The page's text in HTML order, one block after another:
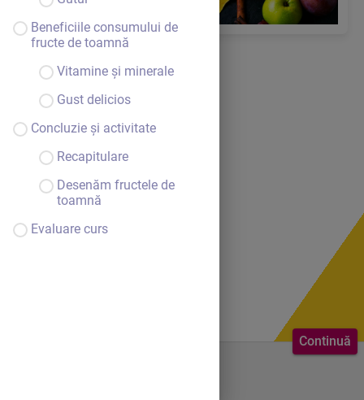
Beneficiile consumului de
fructe de toamnă
Vitamine și minerale
Gust delicios
Concluzie și activitate
Recapitulare
Desenăm fructele de
toamnă
Evaluare curs
Continuă